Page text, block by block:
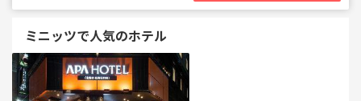
ミニッツで人気のホテル